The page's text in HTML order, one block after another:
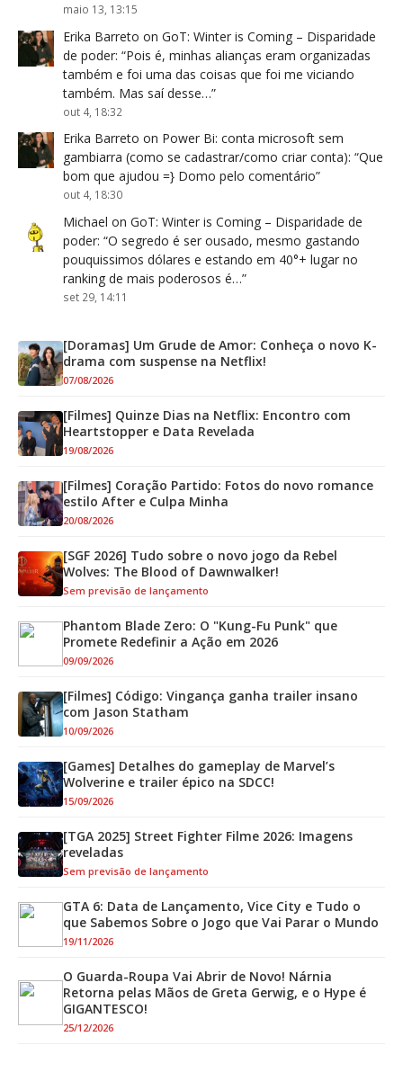
maio 13, 13:15
Erika Barreto on GoT: Winter is Coming – Disparidade
de poder: “Pois é, minhas alianças eram organizadas
também e foi uma das coisas que foi me viciando
também. Mas saí desse…”
out 4, 18:32
Erika Barreto on Power Bi: conta microsoft sem
gambiarra (como se cadastrar/como criar conta): “Que
bom que ajudou =} Domo pelo comentário”
out 4, 18:30
Michael on GoT: Winter is Coming – Disparidade de
poder: “O segredo é ser ousado, mesmo gastando
pouquissimos dólares e estando em 40°+ lugar no
ranking de mais poderosos é…”
set 29, 14:11
[Doramas] Um Grude de Amor: Conheça o novo K-
drama com suspense na Netflix!
07/08/2026
[Filmes] Quinze Dias na Netflix: Encontro com
Heartstopper e Data Revelada
19/08/2026
[Filmes] Coração Partido: Fotos do novo romance
estilo After e Culpa Minha
20/08/2026
[SGF 2026] Tudo sobre o novo jogo da Rebel
Wolves: The Blood of Dawnwalker!
Sem previsão de lançamento
Phantom Blade Zero: O "Kung-Fu Punk" que
Promete Redefinir a Ação em 2026
09/09/2026
[Filmes] Código: Vingança ganha trailer insano
com Jason Statham
10/09/2026
[Games] Detalhes do gameplay de Marvel’s
Wolverine e trailer épico na SDCC!
15/09/2026
[TGA 2025] Street Fighter Filme 2026: Imagens
reveladas
Sem previsão de lançamento
GTA 6: Data de Lançamento, Vice City e Tudo o
que Sabemos Sobre o Jogo que Vai Parar o Mundo
19/11/2026
O Guarda-Roupa Vai Abrir de Novo! Nárnia
Retorna pelas Mãos de Greta Gerwig, e o Hype é
GIGANTESCO!
25/12/2026